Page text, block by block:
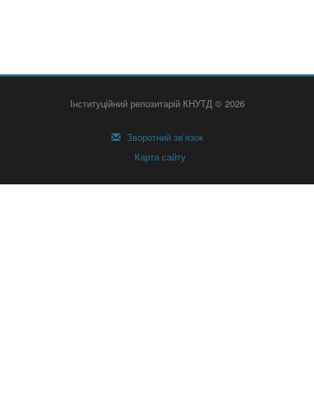
Інституційний репозитарій КНУТД © 2026
Зворотний зв’язок
Карта сайту